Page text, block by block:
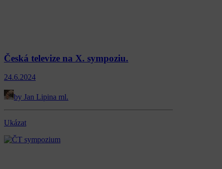
Česká televize na X. sympoziu.
24.6.2024
by Jan Lipina ml.
Ukázat